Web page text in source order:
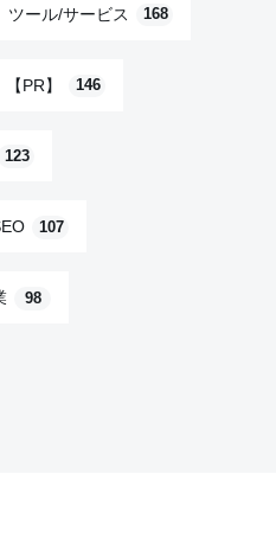
ツール/サービス 168
【PR】 146
123
107
98